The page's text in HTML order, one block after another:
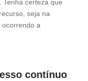
certeza que
seja na
a
contínuo